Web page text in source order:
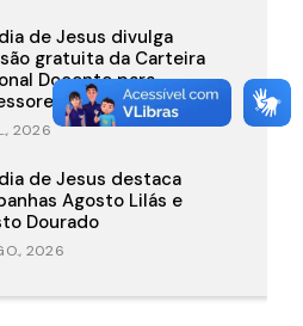
de Jesus divulga
gratuita da Carteira
Docente para
2026
de Jesus destaca
Agosto Lilás e
Dourado
2026